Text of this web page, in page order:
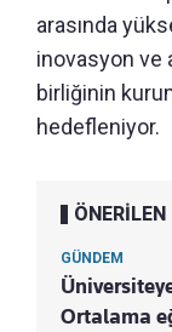
arasında
inovasyon ve
birliğinin
hedefleniyor.
ÖNERİLEN
GÜNDEM
Ortalama